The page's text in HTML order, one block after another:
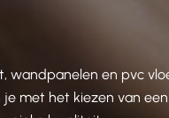
en pvc
met het kiezen van